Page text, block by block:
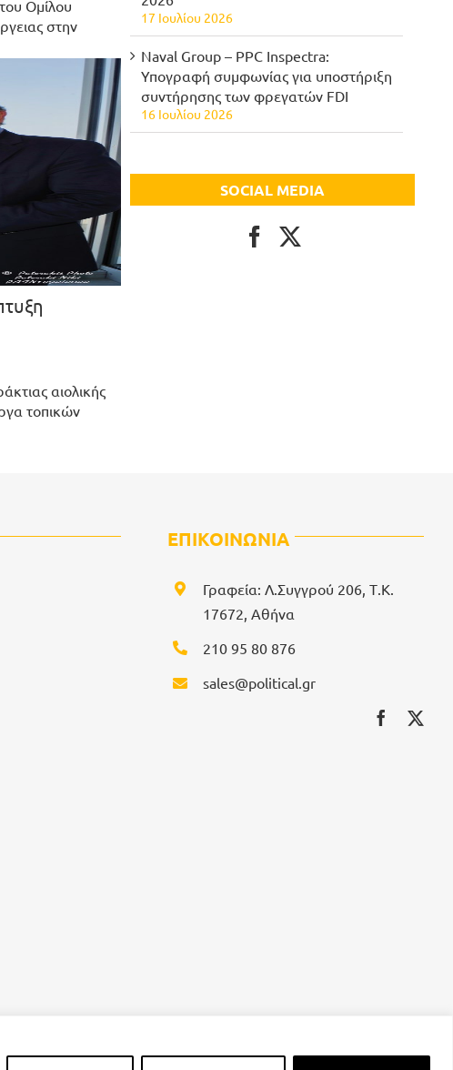
Ομίλου
στην
αιολικής
τοπικών
17 Ιουλίου 2026
Naval Group – PPC Inspectra:
Υπογραφή συμφωνίας για υποστήριξη
συντήρησης των φρεγατών FDI
16 Ιουλίου 2026
SOCIAL MEDIA
ΕΠΙΚΟΙΝΩΝΙΑ
Γραφεία: Λ.Συγγρού 206, Τ.Κ.
17672, Αθήνα
210 95 80 876
sales@political.gr